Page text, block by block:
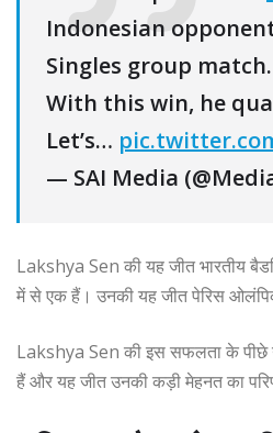
Indonesian
Singles group match.
With this win, he
Let’s…
— SAI Media
Lakshya Sen की यह जीत भारतीय
में से एक हैं। उनकी यह जीत पेरिस ओलंपिक
Lakshya Sen की इस सफलता के पीछे
हैं और यह जीत उनकी कड़ी मेहनत का